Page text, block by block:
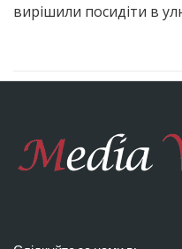
вирішили посидіти в